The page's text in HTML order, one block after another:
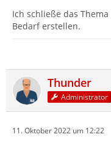
Ich schließe das
Bedarf erstellen.
Thunder
Administrator
11. Oktober 2022 um 12:22